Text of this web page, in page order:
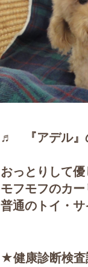
♬ 『アデル』
おっとりして
モフモフのカー
普通のトイ・サ
★健康診断検査